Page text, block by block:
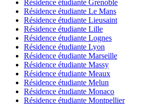
Résidence étudiante Grenoble
Résidence étudiante Le Mans
Résidence étudiante Lieusaint
Résidence étudiante Lille
Résidence étudiante Lognes
Résidence étudiante Lyon
Résidence étudiante Marseille
Résidence étudiante Massy
Résidence étudiante Meaux
Résidence étudiante Melun
Résidence étudiante Monaco
Résidence étudiante Montpellier